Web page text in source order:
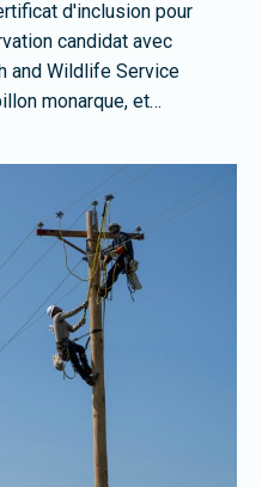
d'inclusion pour
candidat avec
and Wildlife Service
monarque, et…